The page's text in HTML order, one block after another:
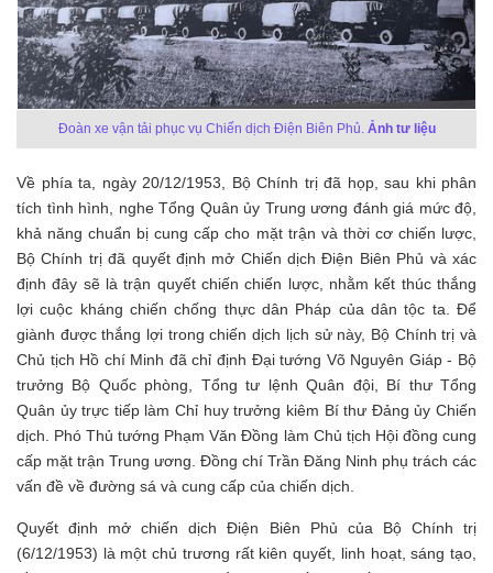
Đoàn xe vận tải phục vụ Chiến dịch Điện Biên Phủ. Ảnh tư liệu
Về phía ta, ngày 20/12/1953, Bộ Chính trị đã họp, sau khi phân
tích tình hình, nghe Tổng Quân ủy Trung ương đánh giá mức độ,
khả năng chuẩn bị cung cấp cho mặt trận và thời cơ chiến lược,
Bộ Chính trị đã quyết định mở Chiến dịch Điện Biên Phủ và xác
định đây sẽ là trận quyết chiến chiến lược, nhằm kết thúc thắng
lợi cuộc kháng chiến chống thực dân Pháp của dân tộc ta. Để
giành được thắng lợi trong chiến dịch lịch sử này, Bộ Chính trị và
Chủ tịch Hồ chí Minh đã chỉ định Đại tướng Võ Nguyên Giáp - Bộ
trưởng Bộ Quốc phòng, Tổng tư lệnh Quân đội, Bí thư Tổng
Quân ủy trực tiếp làm Chỉ huy trưởng kiêm Bí thư Đảng ủy Chiến
dịch. Phó Thủ tướng Phạm Văn Đồng làm Chủ tịch Hội đồng cung
cấp mặt trận Trung ương. Đồng chí Trần Đăng Ninh phụ trách các
vấn đề về đường sá và cung cấp của chiến dịch.
Quyết định mở chiến dịch Điện Biên Phủ của Bộ Chính trị
(6/12/1953) là một chủ trương rất kiên quyết, linh hoạt, sáng tạo,